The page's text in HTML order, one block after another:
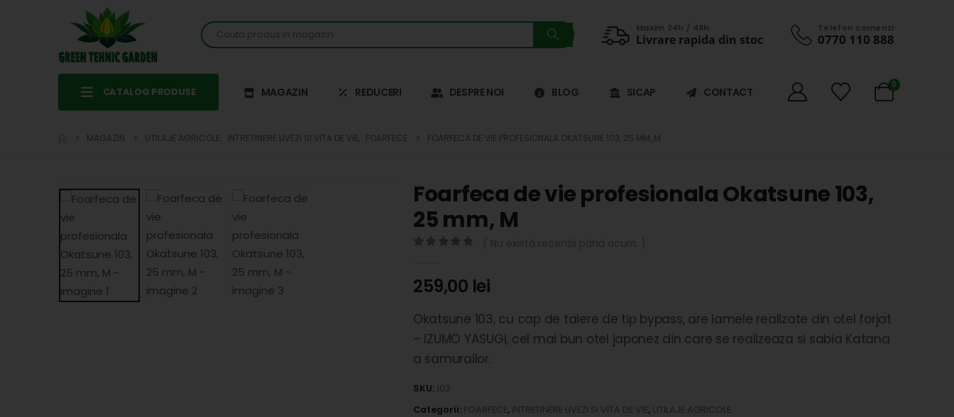
Maxim 24h / 48h
Livrare rapida din stoc
Telefon comenzi
0770 110 888
CATALOG PRODUSE MAGAZIN REDUCERI DESPRE NOI BLOG SICAP CONTACT
0
MAGAZIN UTILAJE AGRICOLE INTRETINERE LIVEZI SI VITA DE VIE FOARFECE FOARFECA DE VIE PROFESIONALA OKATSUNE 103, 25 MM, M
Foarfeca de vie profesionala Okatsune 103,
25 mm, M
259,00 lei
Okatsune 103, cu cap de taiere de tip bypass, are lamele realizate din otel forjat
– IZUMO YASUGI, cel mai bun otel japonez din care se realizeaza si sabia Katana
a samurailor.
SKU: 103
Categorii: FOARFECE, INTRETINERE LIVEZI SI VITA DE VIE, UTILAJE AGRICOLE